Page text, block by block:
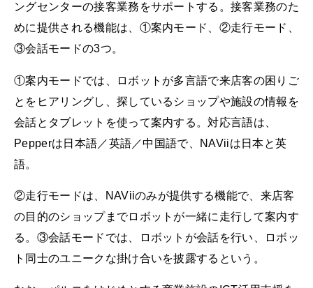
ングセンターの接客業務をサポートする。接客業務のた
めに提供される機能は、①案内モード、②走行モード、
③会話モードの3つ。
①案内モードでは、ロボットが多言語で来店客の困りご
とをヒアリングし、探しているショップや施設の情報を
会話とタブレットを使って案内する。対応言語は、
Pepperは日本語／英語／中国語で、NAViiは日本と英
語。
②走行モードは、NAViiのみが提供する機能で、来店客
の目的のショップまでロボットが一緒に走行して案内す
る。③会話モードでは、ロボットが会話を行い、ロボッ
ト同士のユニークな掛け合いを披露するという。